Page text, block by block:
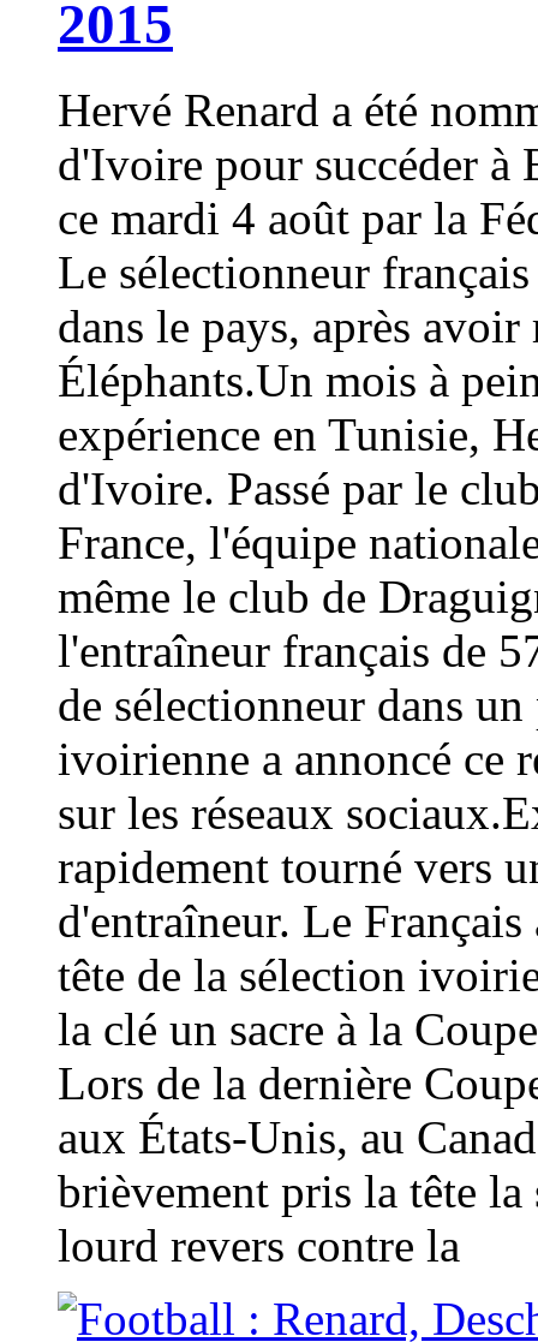
2015
Hervé Renard a été
d'Ivoire pour succéder à
ce mardi 4 août par la
Le sélectionneur
dans le pays, après
Éléphants.Un mois à
expérience en Tunisie,
d'Ivoire. Passé par le
France, l'équipe
même le club de
l'entraîneur français de
de sélectionneur dans
ivoirienne a annoncé ce
sur les réseaux
rapidement tourné vers
d'entraîneur. Le
tête de la sélection
la clé un sacre à la
Lors de la dernière
aux États-Unis, au
brièvement pris la tête
lourd revers contre la